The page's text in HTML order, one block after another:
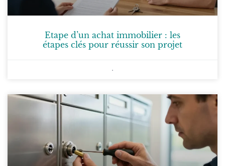
Etape d’un achat immobilier : les
étapes clés pour réussir son projet